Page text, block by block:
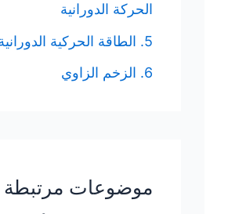
الحركة الدورانية
5. الطاقة الحركية الدورانية
6. الزخم الزاوي
موضوعات مرتبطة